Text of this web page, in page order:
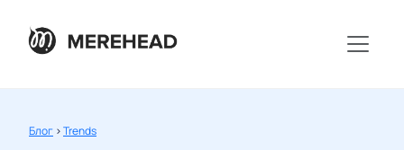
Блог >Trends